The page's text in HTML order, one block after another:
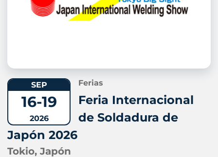
SEP
16-19
2026
Ferias
Feria Internacional
de Soldadura de
Japón 2026
Tokio, Japón